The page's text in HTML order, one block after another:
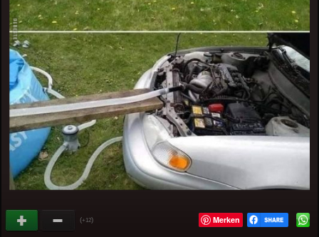
(+12) Merken